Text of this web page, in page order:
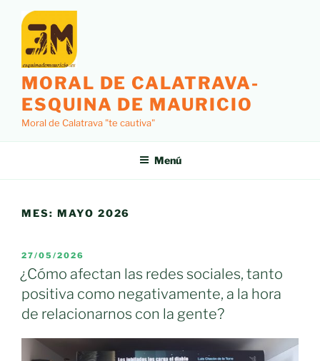
contenido
MORAL DE CALATRAVA-
ESQUINA DE MAURICIO
Moral de Calatrava "te cautiva"
Menú
MES: MAYO 2026
PUBLICADO
EL
27/05/2026
¿Cómo afectan las redes sociales, tanto
positiva como negativamente, a la hora
de relacionarnos con la gente?